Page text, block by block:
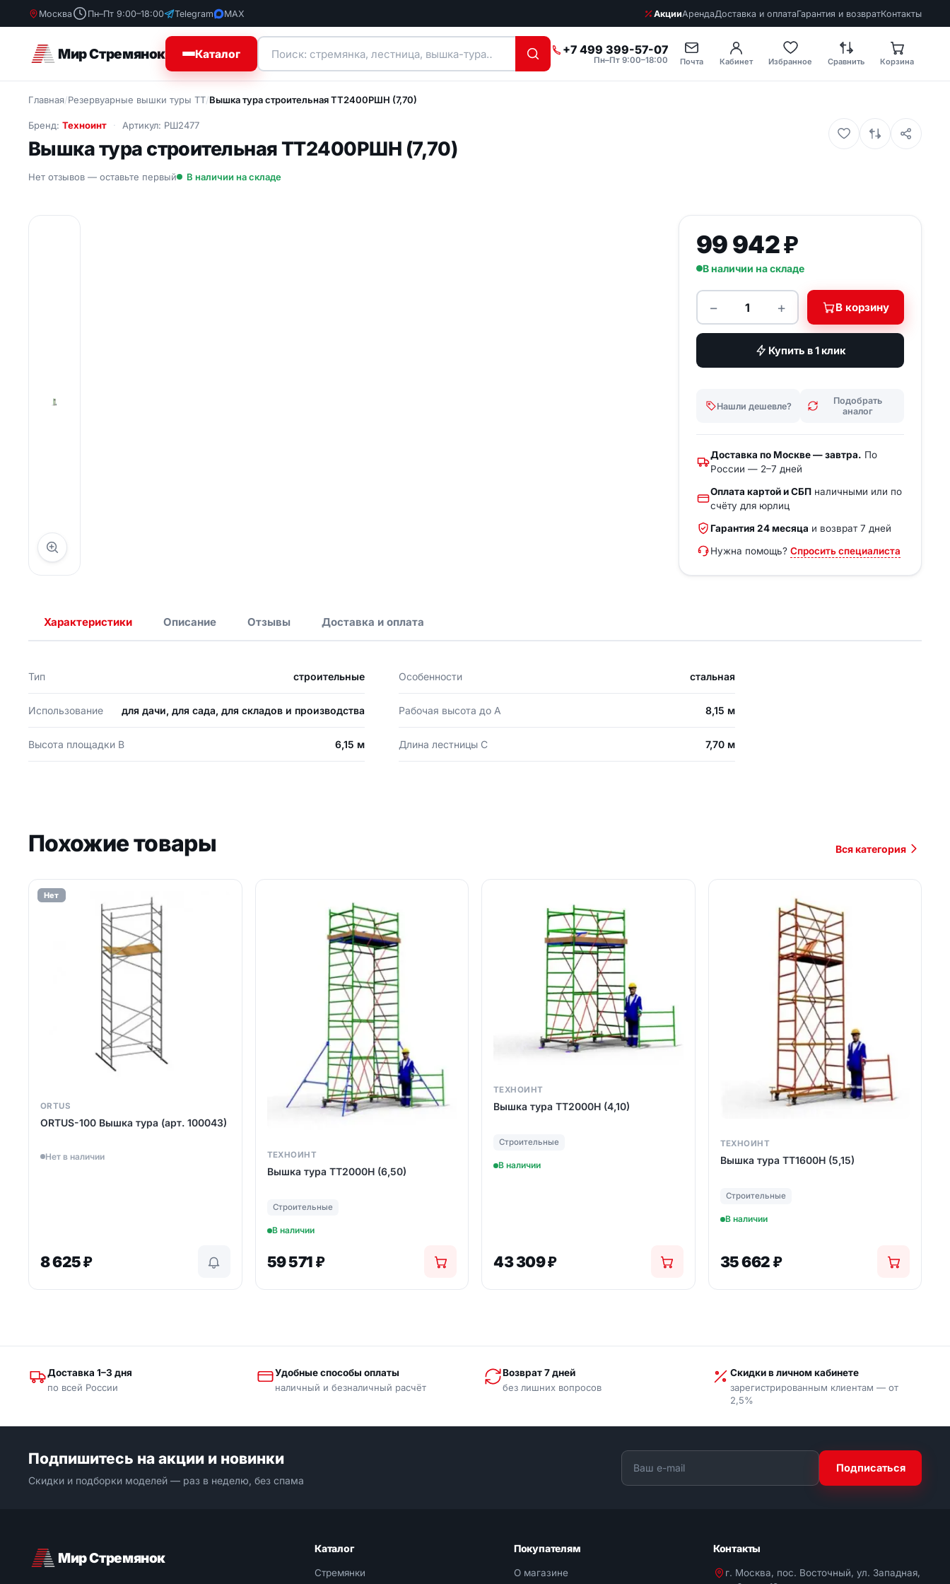
Москва Пн–Пт 9:00–18:00 Telegram MAX АкцииАрендаДоставка и оплатаГарантия и возвратКонтакты
Мир Стремянок Каталог +7 499 399-57-07
Пн–Пт 9:00–18:00 Почта Кабинет Избранное Сравнить Корзина
Uncategorized
Стремянки
Лестницы
Вышки-туры
Uncategorized
Нужен подбор
Подберём модели и
рассчитаем стоимость под
вашу задачу — за 15 минут.
Главная/Резервуарные вышки туры ТТ/Вышка тура строительная ТТ2400РШН (7,70)
Бренд: Техноинт Артикул: РШ2477
Вышка тура строительная ТТ2400РШН (7,70)
Нет отзывов — оставьте первый В наличии на складе
99 942₽
В наличии на складе
Количество товара Вышка тура строительная
− + В корзину
Купить в 1 клик
Нашли дешевле?
Подобрать
аналог
Доставка по Москве — завтра. По
России — 2–7 дней
Оплата картой и СБП наличными или по
счёту для юрлиц
Гарантия 24 месяца и возврат 7 дней
Нужна помощь? Спросить специалиста
Характеристики Описание Отзывы Доставка и оплата
Тип строительные Особенности стальная
Использование для дачи, для сада, для складов и производства Рабочая высота до А 8,15 м
Высота площадки В 6,15 м Длина лестницы С 7,70 м
Похожие товары Вся категория
Нет
ORTUS
ORTUS-100 Вышка тура (арт. 100043)
Нет в наличии
8 625₽
ТЕХНОИНТ
Вышка тура ТТ2000Н (6,50)
Строительные
В наличии
59 571 ₽
ТЕХНОИНТ
Вышка тура ТТ2000Н (4,10)
Строительные
В наличии
43 309₽
ТЕХНОИНТ
Вышка тура ТТ1600Н (5,15)
Строительные
В наличии
35 662 ₽
Доставка 1–3 дня
по всей России
Удобные способы оплаты
наличный и безналичный расчёт
Возврат 7 дней
без лишних вопросов
Скидки в личном кабинете
зарегистрированным клиентам — от
2,5%
Подпишитесь на акции и новинки
Скидки и подборки моделей — раз в неделю, без спама
Подписаться
Мир Стремянок
Каталог
Стремянки
Покупателям
О магазине
Контакты
г. Москва, пос. Восточный, ул. Западная,